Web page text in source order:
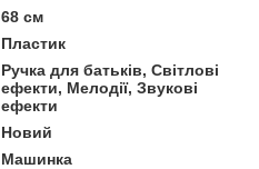
68 см
Пластик
Ручка для батьків, Світлові
ефекти, Мелодії, Звукові
ефекти
Новий
Машинка